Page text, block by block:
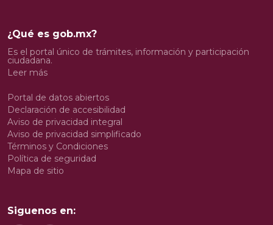
¿Qué es gob.mx?
Es el portal único de trámites, información y participación
ciudadana.
Leer más
Portal de datos abiertos
Declaración de accesibilidad
Aviso de privacidad integral
Aviso de privacidad simplificado
Términos y Condiciones
Política de seguridad
Mapa de sitio
Siguenos en: